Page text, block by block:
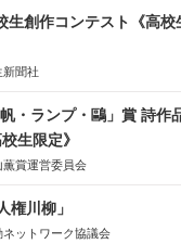
生創作コンテスト《高校
新聞社
・ランプ・鷗」賞 詩作
生限定》
賞運営委員会
権川柳」
ットワーク協議会